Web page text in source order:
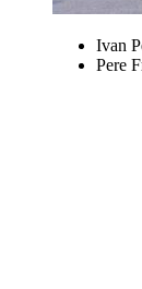
Ivan
Pere